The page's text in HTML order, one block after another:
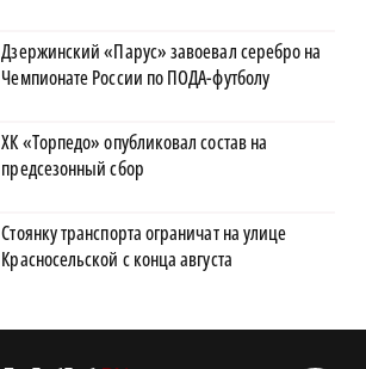
Дзержинский «Парус» завоевал серебро на
Чемпионате России по ПОДА-футболу
ХК «Торпедо» опубликовал состав на
предсезонный сбор
Стоянку транспорта ограничат на улице
Красносельской с конца августа